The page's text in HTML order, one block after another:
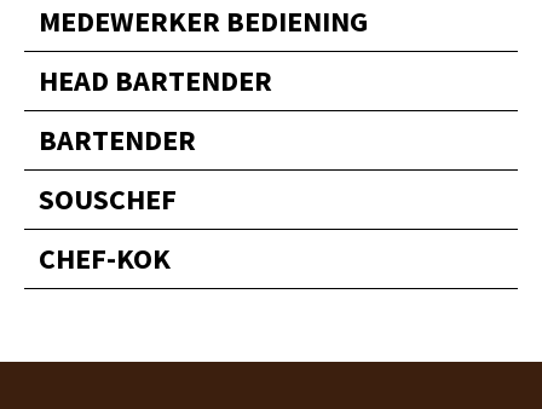
MEDEWERKER BEDIENING
HEAD BARTENDER
BARTENDER
SOUSCHEF
CHEF-KOK